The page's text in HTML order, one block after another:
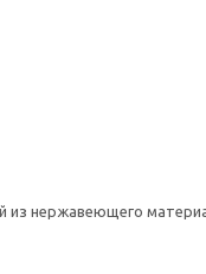
из нержавеющего